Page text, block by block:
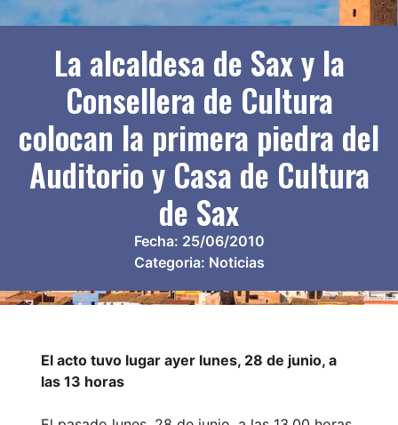
La alcaldesa de Sax y la
Consellera de Cultura
colocan la primera piedra del
Auditorio y Casa de Cultura
de Sax
Fecha: 25/06/2010
Categoria: Noticias
El acto tuvo lugar ayer lunes, 28 de junio, a
las 13 horas